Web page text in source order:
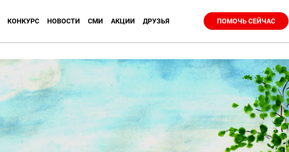
КОНКУРС НОВОСТИ СМИ АКЦИИ ДРУЗЬЯ ПОМОЧЬ СЕЙЧАС